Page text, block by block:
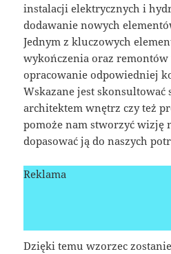
instalacji elektrycznych i
dodawanie nowych
Jednym z kluczowych
wykończenia oraz
opracowanie odpowiedniej
Wskazane jest skonsultować
architektem wnętrz czy też
pomoże nam stworzyć wizję
dopasować ją do naszych
Reklama
Dzięki temu wzorzec